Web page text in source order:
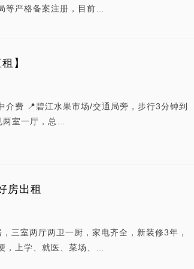
等严格备案注册，目前…
】
介费 📍碧江水果市场/交通局旁，步行3分钟到
两室一厅，总…
房出租
三室两厅两卫一厨，家电齐全，新装修3年，
，上学、就医、菜场、…